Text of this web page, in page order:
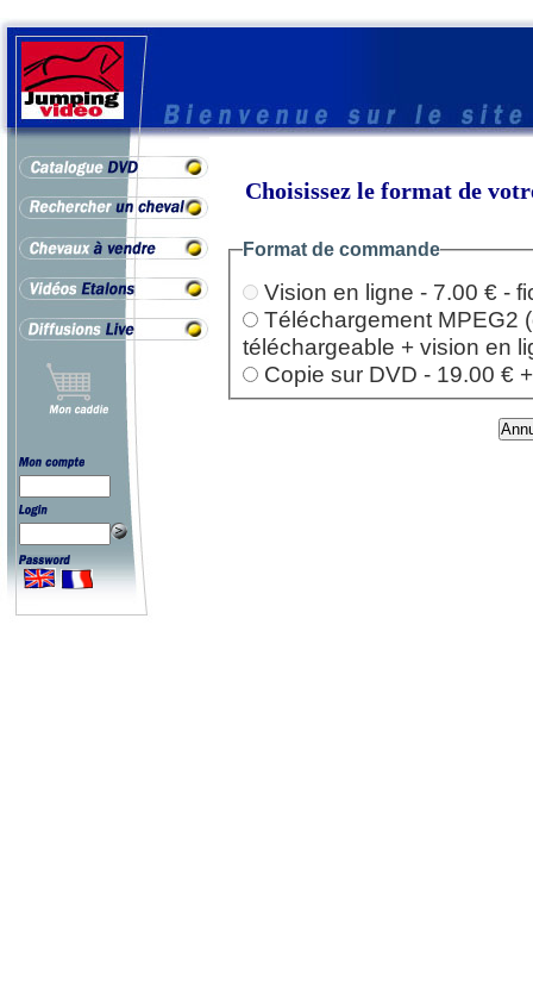
Choisissez le format de
Format de commande
Vision en ligne - 7.00 € -
Téléchargement MPEG2
téléchargeable + vision en
Copie sur DVD - 19.00 €